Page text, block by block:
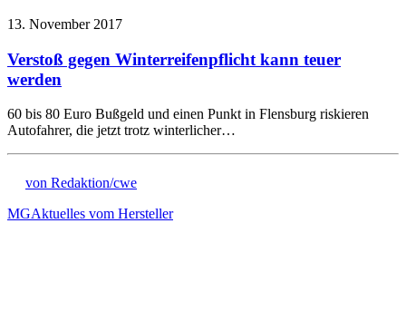
13. November 2017
Verstoß gegen Winterreifenpflicht kann teuer
werden
60 bis 80 Euro Bußgeld und einen Punkt in Flensburg riskieren
Autofahrer, die jetzt trotz winterlicher…
von Redaktion/cwe
MGAktuelles vom Hersteller